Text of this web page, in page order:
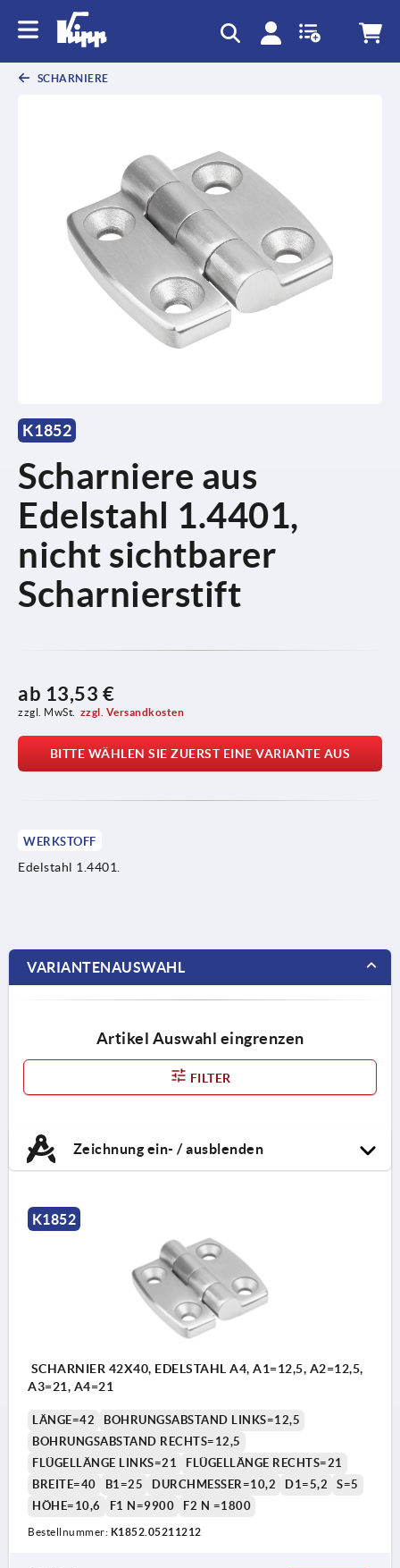
SCHARNIERE
K1852
Scharniere aus
Edelstahl 1.4401,
nicht sichtbarer
Scharnierstift
ab 13,53 €
zzgl. MwSt. zzgl. Versandkosten
BITTE WÄHLEN SIE ZUERST EINE VARIANTE AUS
WERKSTOFF
Edelstahl 1.4401.
VARIANTENAUSWAHL
Artikel Auswahl eingrenzen
FILTER
Zeichnung ein- / ausblenden
K1852
SCHARNIER 42X40, EDELSTAHL A4, A1=12,5, A2=12,5,
A3=21, A4=21
LÄNGE=42
BOHRUNGSABSTAND LINKS=12,5
BOHRUNGSABSTAND RECHTS=12,5
FLÜGELLÄNGE LINKS=21
FLÜGELLÄNGE RECHTS=21
BREITE=40
B1=25 DURCHMESSER=10,2 D1=5,2
S=5
HÖHE=10,6
F1 N=9900 F2 N =1800
Bestellnummer: K1852.05211212